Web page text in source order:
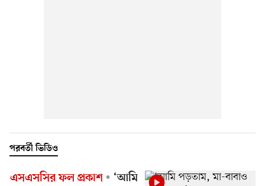
পরবর্তী ভিডিও
এসএসসির ফল প্রকাশ
‘আমি